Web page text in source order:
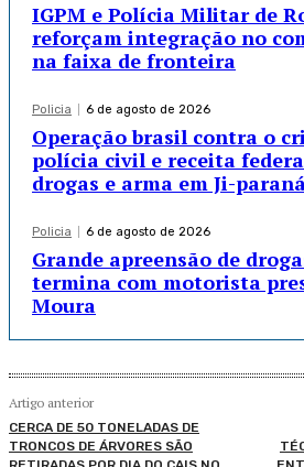
IGPM e Polícia Militar de
reforçam integração no
na faixa de fronteira
Policia 6 de agosto de 2026
Operação brasil contra o
polícia civil e receita
drogas e arma em Ji-
Policia 6 de agosto de 2026
Grande apreensão de
termina com motorista
Moura
Artigo anterior
CERCA DE 50 TONELADAS DE
TRONCOS DE ÁRVORES SÃO